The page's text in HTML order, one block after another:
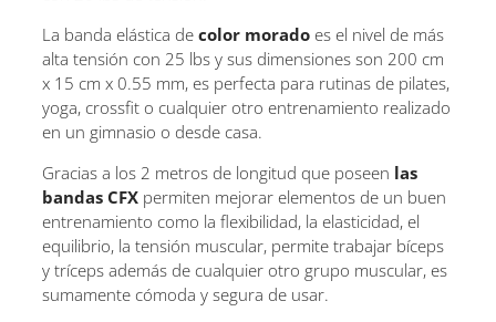
La banda elástica de color morado es el nivel de más
alta tensión con 25 lbs y sus dimensiones son 200 cm
x 15 cm x 0.55 mm, es perfecta para rutinas de pilates,
yoga, crossfit o cualquier otro entrenamiento realizado
en un gimnasio o desde casa.
Gracias a los 2 metros de longitud que poseen las
bandas CFX permiten mejorar elementos de un buen
entrenamiento como la flexibilidad, la elasticidad, el
equilibrio, la tensión muscular, permite trabajar bíceps
y tríceps además de cualquier otro grupo muscular, es
sumamente cómoda y segura de usar.